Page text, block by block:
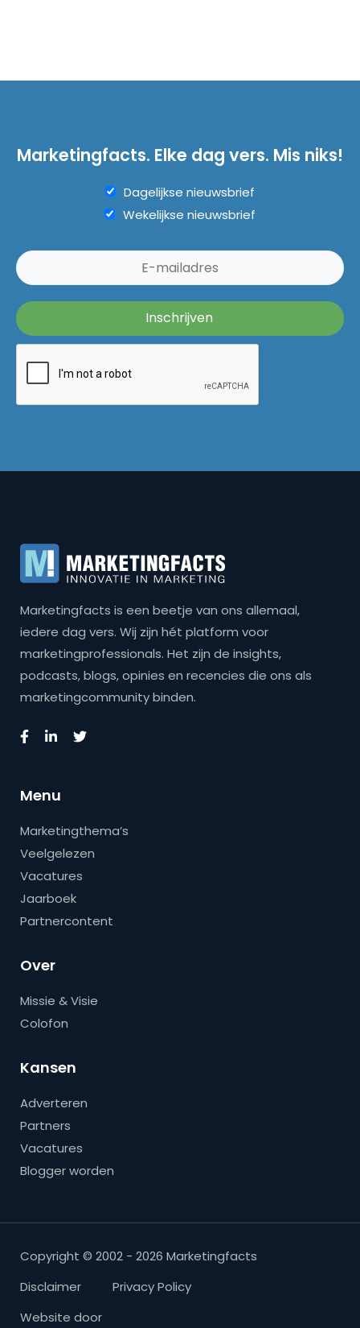
Marketingfacts. Elke dag vers. Mis niks!
Dagelijkse nieuwsbrief
Wekelijkse nieuwsbrief
Marketingfacts is een beetje van ons allemaal,
iedere dag vers. Wij zijn hét platform voor
marketingprofessionals. Het zijn de insights,
podcasts, blogs, opinies en recencies die ons als
marketingcommunity binden.
Menu
Marketingthema’s
Veelgelezen
Vacatures
Jaarboek
Partnercontent
Over
Missie & Visie
Colofon
Kansen
Adverteren
Partners
Vacatures
Blogger worden
Copyright © 2002 - 2026 Marketingfacts
Disclaimer
Privacy Policy
Website door